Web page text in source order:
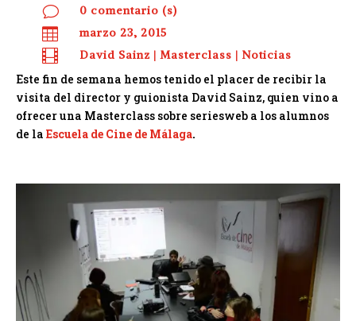
v 0 comentario (s)
 marzo 23, 2015
 David Sainz | Masterclass | Noticias
Este fin de semana hemos tenido el placer de recibir la
visita del director y guionista David Sainz, quien vino a
ofrecer una Masterclass sobre seriesweb a los alumnos
de la Escuela de Cine de Málaga.